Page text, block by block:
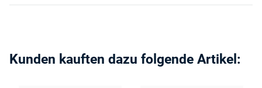
Kunden kauften dazu folgende Artikel: